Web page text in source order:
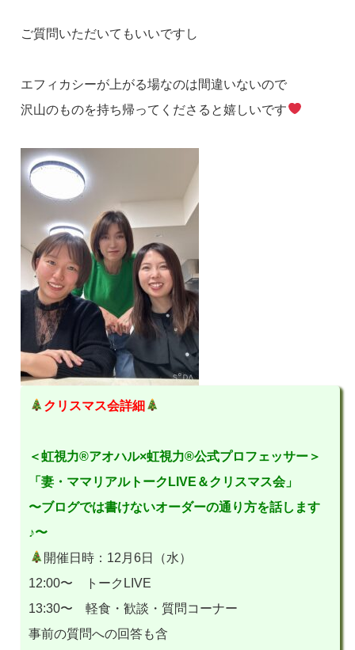
ご質問いただいてもいいですし
エフィカシーが上がる場なのは間違いないので
沢山のものを持ち帰ってくださると嬉しいです
クリスマス会詳細
＜虹視力®︎アオハル×虹視力®︎公式プロフェッサー＞
「妻・ママリアルトークLIVE＆クリスマス会」
〜ブログでは書けないオーダーの通り方を話します
♪〜
開催日時：12月6日（水）
12:00〜 トークLIVE
13:30〜 軽食・歓談・質問コーナー
事前の質問への回答も含